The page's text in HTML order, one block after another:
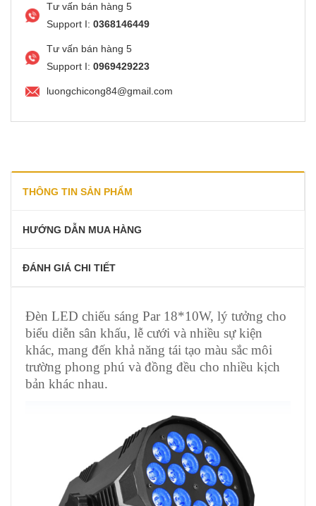
Tư vấn bán hàng 5
Support I: 0368146449
Tư vấn bán hàng 5
Support I: 0969429223
luongchicong84@gmail.com
THÔNG TIN SẢN PHẨM
HƯỚNG DẪN MUA HÀNG
ĐÁNH GIÁ CHI TIẾT
Đèn LED chiếu sáng Par 18*10W, lý tưởng cho
biểu diễn sân khấu, lễ cưới và nhiều sự kiện
khác, mang đến khả năng tái tạo màu sắc môi
trường phong phú và đồng đều cho nhiều kịch
bản khác nhau.